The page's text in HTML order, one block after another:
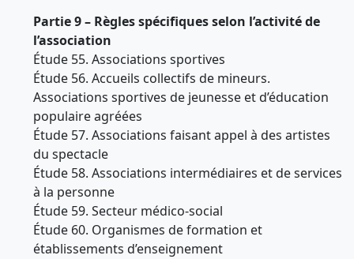
Partie 9 – Règles spécifiques selon l’activité de
l’association
Étude 55. Associations sportives
Étude 56. Accueils collectifs de mineurs.
Associations sportives de jeunesse et d’éducation
populaire agréées
Étude 57. Associations faisant appel à des artistes
du spectacle
Étude 58. Associations intermédiaires et de services
à la personne
Étude 59. Secteur médico-social
Étude 60. Organismes de formation et
établissements d’enseignement